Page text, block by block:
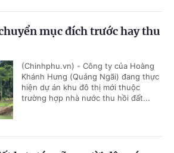
mục đích trước hay thu
(Chinhphu.vn) - Công ty của Hoàng
Khánh Hưng (Quảng Ngãi) đang thực
hiện dự án khu đô thị mới thuộc
trường hợp nhà nước thu hồi đất...